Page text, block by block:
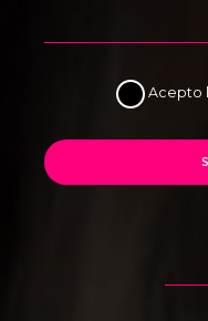
Acepto